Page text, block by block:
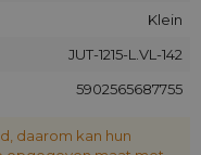
Klein
JUT-1215-L.VL-142
5902565687755
daarom kan hun